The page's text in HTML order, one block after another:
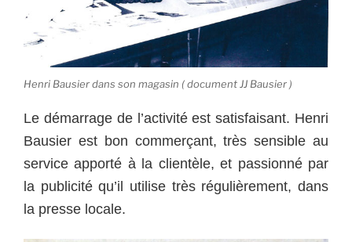
Henri Bausier dans son magasin ( document JJ Bausier )
Le démarrage de l’activité est satisfaisant. Henri
Bausier est bon commerçant, très sensible au
service apporté à la clientèle, et passionné par
la publicité qu’il utilise très régulièrement, dans
la presse locale.